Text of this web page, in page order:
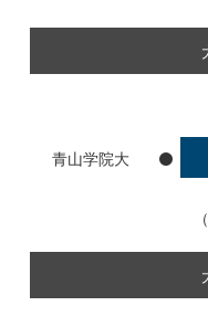
青山学院大